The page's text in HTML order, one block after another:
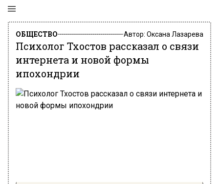
ОБЩЕСТВО Автор: Оксана Лазарева
Психолог Тхостов рассказал о связи
интернета и новой формы
ипохондрии